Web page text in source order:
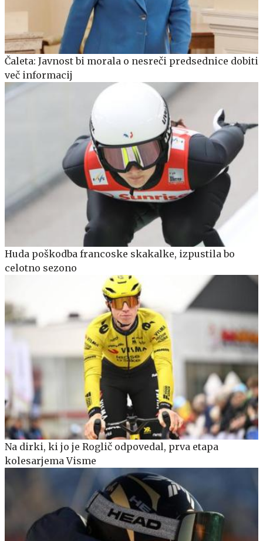
Čaleta: Javnost bi morala o nesreči predsednice dobiti
več informacij
Huda poškodba francoske skakalke, izpustila bo
celotno sezono
Na dirki, ki jo je Roglič odpovedal, prva etapa
kolesarjema Visme